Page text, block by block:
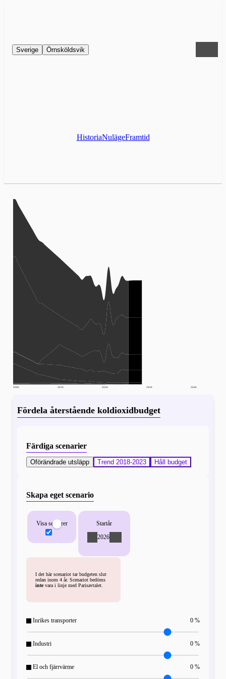
Sverige Örnsköldsvik
HistoriaNulägeFramtid
2000 2010 2020 2030 2040
Fördela återstående koldioxidbudget
Färdiga scenarier
Oförändrade utsläpp Trend 2018-2023 Håll budget
Skapa eget scenario
Inrikes transporter 0 %
Industri 0 %
El och fjärrvärme 0 %
Visa sektorer Startår
2026
I det här scenariot tar budgeten slut
redan inom 4 år. Scenariot bedöms
intevara i linje med Parisavtalet.